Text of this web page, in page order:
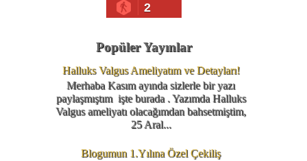
2
Popüler Yayınlar
Halluks Valgus Ameliyatım ve Detayları!
Merhaba Kasım ayında sizlerle bir yazı
paylaşmıştım işte burada . Yazımda Halluks
Valgus ameliyatı olacağımdan bahsetmiştim,
25 Aral...
Blogumun 1.Yılına Özel Çekiliş